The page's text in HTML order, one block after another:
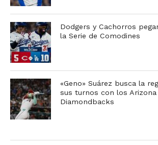
Dodgers y Cachorros
la Serie de Comodines
«Geno» Suárez busca la
sus turnos con los Arizona
Diamondbacks